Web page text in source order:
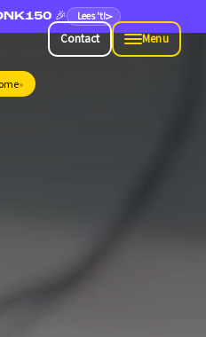
🎉 Lees 't!
Contact Menu
»
Contact Menu